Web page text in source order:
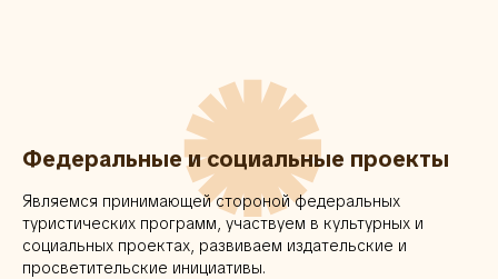
Федеральные и социальные проекты
Являемся принимающей стороной федеральных
туристических программ, участвуем в культурных и
социальных проектах, развиваем издательские и
просветительские инициативы.
✺